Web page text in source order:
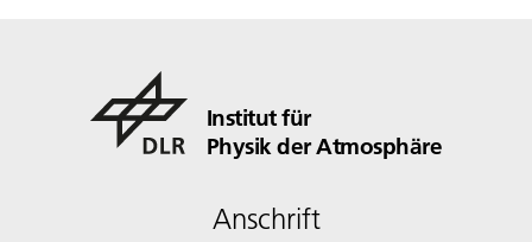
Institut für
Physik der Atmosphäre
Anschrift